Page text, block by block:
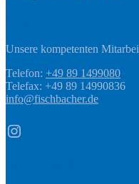
Unsere kompetenten
Telefon: +49 89 1499080
Telefax: +49 89 14990836
info@fischbacher.de
Instagram